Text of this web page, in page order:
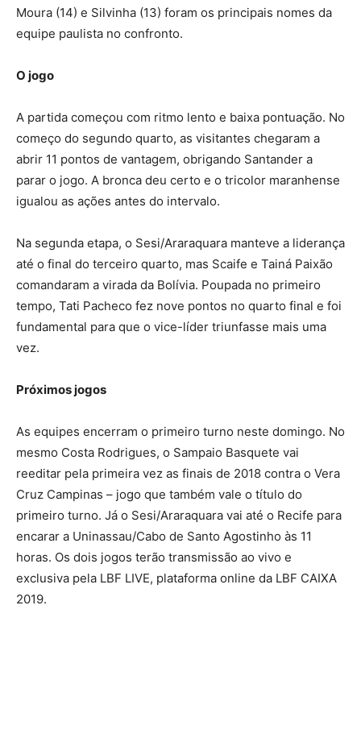
Moura (14) e Silvinha (13) foram os principais nomes da
equipe paulista no confronto.
O jogo
A partida começou com ritmo lento e baixa pontuação. No
começo do segundo quarto, as visitantes chegaram a
abrir 11 pontos de vantagem, obrigando Santander a
parar o jogo. A bronca deu certo e o tricolor maranhense
igualou as ações antes do intervalo.
Na segunda etapa, o Sesi/Araraquara manteve a liderança
até o final do terceiro quarto, mas Scaife e Tainá Paixão
comandaram a virada da Bolívia. Poupada no primeiro
tempo, Tati Pacheco fez nove pontos no quarto final e foi
fundamental para que o vice-líder triunfasse mais uma
vez.
Próximos jogos
As equipes encerram o primeiro turno neste domingo. No
mesmo Costa Rodrigues, o Sampaio Basquete vai
reeditar pela primeira vez as finais de 2018 contra o Vera
Cruz Campinas – jogo que também vale o título do
primeiro turno. Já o Sesi/Araraquara vai até o Recife para
encarar a Uninassau/Cabo de Santo Agostinho às 11
horas. Os dois jogos terão transmissão ao vivo e
exclusiva pela LBF LIVE, plataforma online da LBF CAIXA
2019.